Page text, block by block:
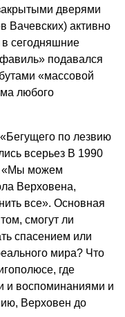
дверями
Вачевских) активно
сегодняшние
подавался
«массовой
любого
по лезвию
всерьез В 1990
«Мы можем
Верховена,
все». Основная
смогут ли
спасением или
мира? Что
где
и воспоминаниями и
Верховен до